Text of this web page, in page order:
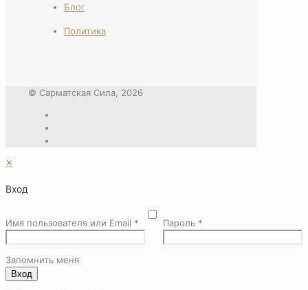
Блог
Политика
© Сарматская Сила, 2026
✕
Вход
Имя пользователя или Email * Пароль *
Запомнить меня
Вход